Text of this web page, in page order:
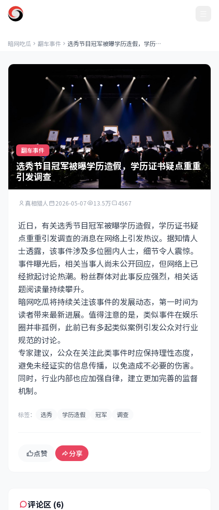
暗网吃瓜 翻车事件 选秀节目冠军被曝学历造假，学历证书疑点重重引发调查
翻车事件
选秀节目冠军被曝学历造假，学历证书疑点重重
引发调查
真相猎人 2026-05-07 13.5万 4567
近日，有关选秀节目冠军被曝学历造假，学历证书疑
点重重引发调查的消息在网络上引发热议。据知情人
士透露，该事件涉及多位圈内人士，细节令人震惊。
事件曝光后，相关当事人尚未公开回应，但网络上已
经掀起讨论热潮。粉丝群体对此事反应强烈，相关话
题阅读量持续攀升。
暗网吃瓜将持续关注该事件的发展动态，第一时间为
读者带来最新进展。值得注意的是，类似事件在娱乐
圈并非孤例，此前已有多起类似案例引发公众对行业
规范的讨论。
专家建议，公众在关注此类事件时应保持理性态度，
避免未经证实的信息传播，以免造成不必要的伤害。
同时，行业内部也应加强自律，建立更加完善的监督
机制。
标签： 选秀 学历造假 冠军 调查
点赞 分享
评论区 (6)